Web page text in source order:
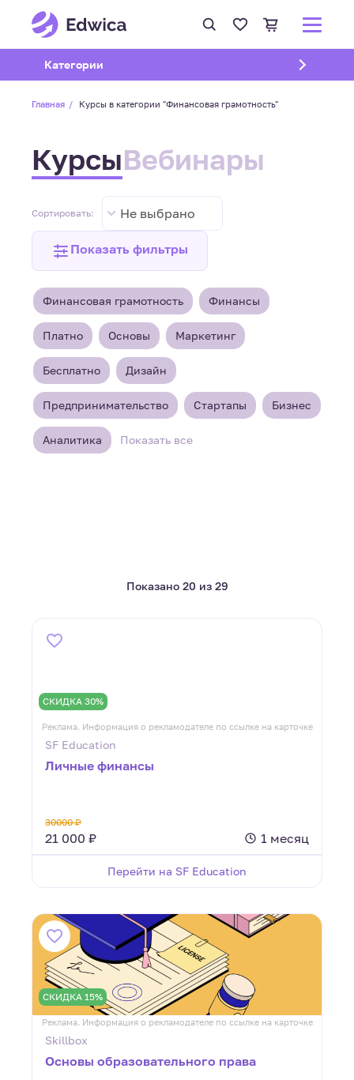
Открыть подменю
Категории
Главная Курсы в категории "Финансовая грамотность"
КурсыВебинары
Сортировать: Не выбрано
Показать фильтры
Финансовая грамотность Финансы
Платно Основы Маркетинг
Бесплатно Дизайн
Предпринимательство Стартапы Бизнес
Аналитика Показать все
Показано 20 из 29
СКИДКА 30%
Реклама. Информация о рекламодателе по ссылке на карточке
SF Education
Личные финансы
30000 ₽
21 000 ₽ 1 месяц
Перейти на SF Education
СКИДКА 15%
Реклама. Информация о рекламодателе по ссылке на карточке
Skillbox
Основы образовательного права